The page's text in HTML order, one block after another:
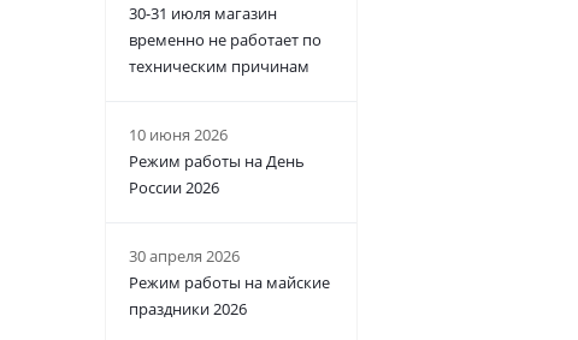
30-31 июля магазин
временно не работает по
техническим причинам
10 июня 2026
Режим работы на День
России 2026
30 апреля 2026
Режим работы на майские
праздники 2026